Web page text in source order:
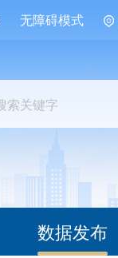
无障碍模式
数据发布